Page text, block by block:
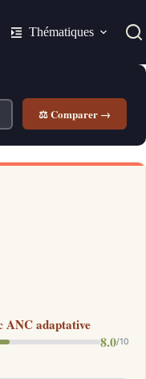
Thématiques
⚖ Comparer →
ANC adaptative
8.0/10